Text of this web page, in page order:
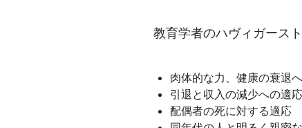
教育学者のハヴィガース
肉体的な力、健康の衰退
引退と収入の減少への適応
配偶者の死に対する適応